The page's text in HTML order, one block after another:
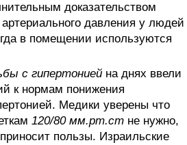
доказательством
давления у людей
в помещении используются
с гипертонией на днях ввели
к нормам понижения
Медики уверены что
120/80 мм.рт.ст не нужно,
пользы. Израильские